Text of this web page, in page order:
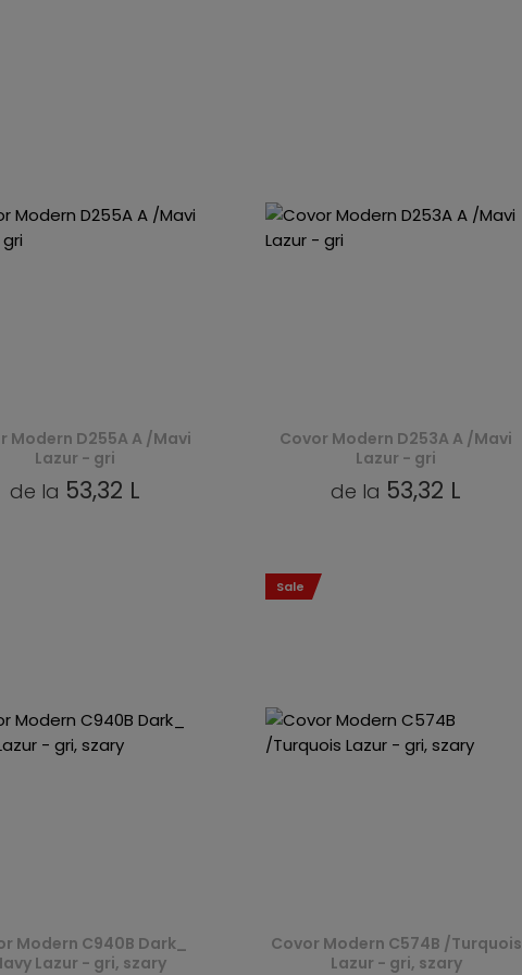
Modern D255A A /Mavi
Lazur - gri
de la 53,32 L
Covor Modern D253A A /Mavi
Lazur - gri
de la 53,32 L
Modern C940B Dark_
Lazur - gri, szary
Covor Modern C574B /Turquois
Lazur - gri, szary
Sale